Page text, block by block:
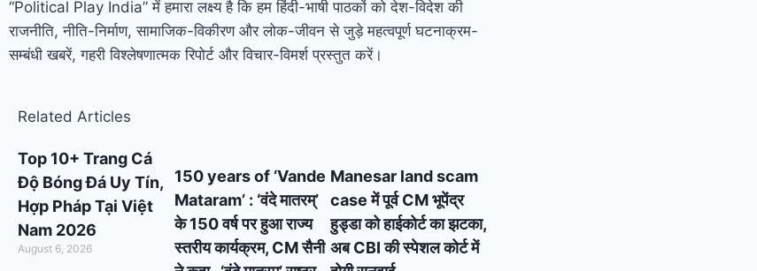
“Political Play India” में हमारा लक्ष्य है कि हम हिंदी-भाषी पाठकों को देश-विदेश की
राजनीति, नीति-निर्माण, सामाजिक-विकीरण और लोक-जीवन से जुड़े महत्वपूर्ण घटनाक्रम-
सम्बंधी खबरें, गहरी विश्लेषणात्मक रिपोर्ट और विचार-विमर्श प्रस्तुत करें।
Related Articles
Top 10+ Trang Cá
Độ Bóng Đá Uy Tín,
Hợp Pháp Tại Việt
Nam 2026
August 6, 2026
150 years of ‘Vande
Mataram’ : ‘वंदे मातरम्’
के 150 वर्ष पर हुआ राज्य
स्तरीय कार्यक्रम, CM सैनी
Manesar land scam
case में पूर्व CM भूपेंद्र
हुड्डा को हाईकोर्ट का झटका,
अब CBI की स्पेशल कोर्ट में